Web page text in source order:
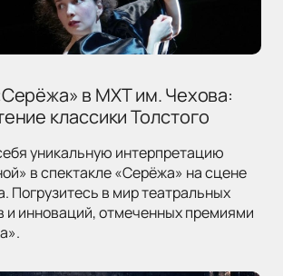
в МХТ им. Чехова:
классики Толстого
уникальную интерпретацию
в спектакле «Серёжа» на сцене
Погрузитесь в мир театральных
и инноваций, отмеченных премиями